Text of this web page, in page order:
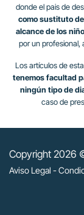
donde el pais de
como sustituto
alcance de los
por un profesional,
Los artículos de
tenemos facultad
ningún tipo de
caso de
Copyright 2026
Aviso Legal -